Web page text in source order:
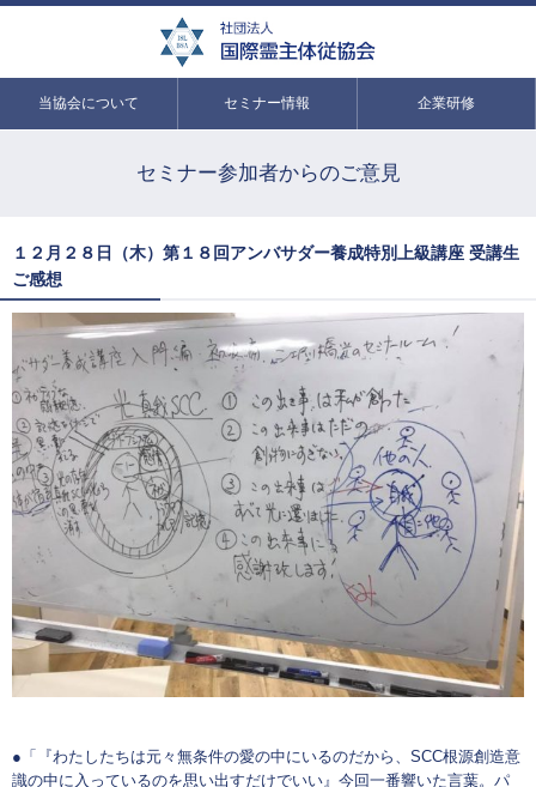
当協会について セミナー情報 企業研修
セミナー参加者からのご意見
１２月２８日（木）第１８回アンバサダー養成特別上級講座 受講生
ご感想
●「『わたしたちは元々無条件の愛の中にいるのだから、SCC根源創造意
識の中に入っているのを思い出すだけでいい』今回一番響いた言葉。パ